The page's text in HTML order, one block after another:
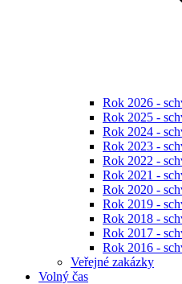
Rok 2026 -
Rok 2025 -
Rok 2024 -
Rok 2023 -
Rok 2022 -
Rok 2021 -
Rok 2020 -
Rok 2019 -
Rok 2018 -
Rok 2017 -
Rok 2016 -
Veřejné zakázky
Volný čas